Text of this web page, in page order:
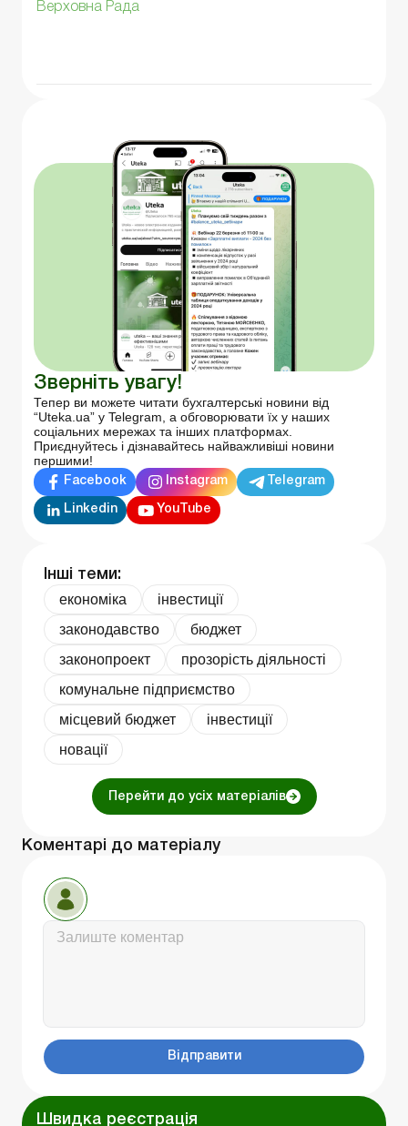
Верховна Рада
Зверніть увагу!
Тепер ви можете читати бухгалтерські новини від
“Uteka.ua” у Telegram, а обговорювати їх у наших
соціальних мережах та інших платформах.
Приєднуйтесь і дізнавайтесь найважливіші новини
першими!
Facebook Instagram Telegram
Linkedin YouTube
Інші теми:
економіка
інвестиції
законодавство
бюджет
законопроект
прозорість діяльності
комунальне підприємство
місцевий бюджет
інвестиції
новації
Перейти до усіх матеріалів
Коментарі до матеріалу
Відправити
Швидка реєстрація